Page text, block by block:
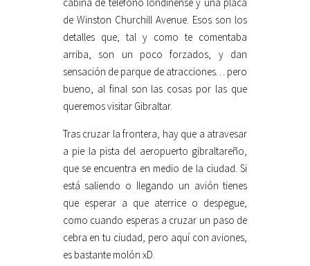
de Winston Churchill Avenue. Esos son los
detalles que, tal y como te comentaba
arriba, son un poco forzados, y dan
sensación de parque de atracciones… pero
bueno, al final son las cosas por las que
queremos visitar Gibraltar.
Tras cruzar la frontera, hay que a atravesar
a pie la pista del aeropuerto gibraltareño,
que se encuentra en medio de la ciudad. Si
está saliendo o llegando un avión tienes
que esperar a que aterrice o despegue,
como cuando esperas a cruzar un paso de
cebra en tu ciudad, pero aquí con aviones,
es bastante molón xD.